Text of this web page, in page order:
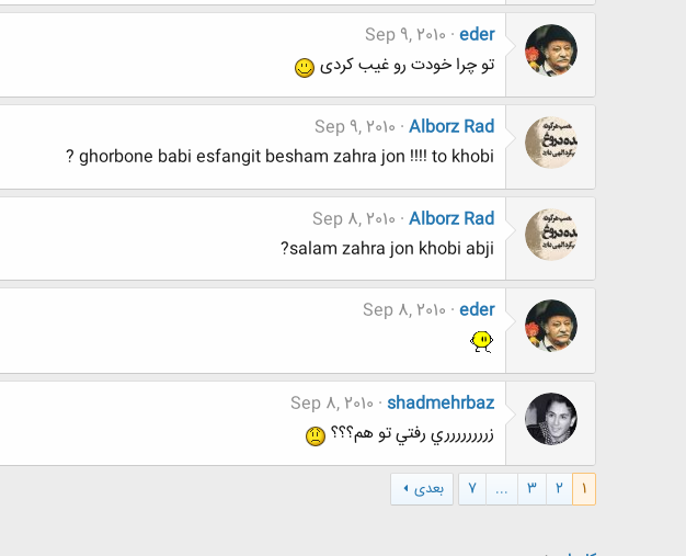
eder
Sep 9, 2010
تو چرا خودت رو غیب کردی
Alborz Rad
Sep 9, 2010
ghorbone babi esfangit besham zahra jon !!!! to khobi ?
Alborz Rad
Sep 8, 2010
salam zahra jon khobi abji?
eder
Sep 8, 2010
shadmehrbaz
Sep 8, 2010
زرررررررري رفتي تو هم؟؟؟
1
2
3
...
7 بعدی